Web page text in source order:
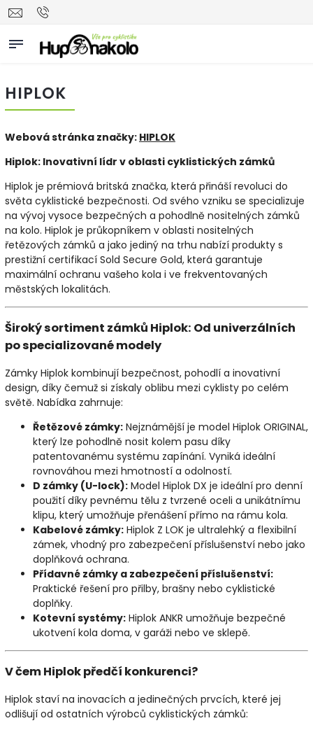
HIPLOK
Webová stránka značky: HIPLOK
Hiplok: Inovativní lídr v oblasti cyklistických zámků
Hiplok je prémiová britská značka, která přináší revoluci do
světa cyklistické bezpečnosti. Od svého vzniku se specializuje
na vývoj vysoce bezpečných a pohodlně nositelných zámků
na kolo. Hiplok je průkopníkem v oblasti nositelných
řetězových zámků a jako jediný na trhu nabízí produkty s
prestižní certifikací Sold Secure Gold, která garantuje
maximální ochranu vašeho kola i ve frekventovaných
městských lokalitách.
Široký sortiment zámků Hiplok: Od univerzálních
po specializované modely
Zámky Hiplok kombinují bezpečnost, pohodlí a inovativní
design, díky čemuž si získaly oblibu mezi cyklisty po celém
světě. Nabídka zahrnuje:
Řetězové zámky: Nejznámější je model Hiplok ORIGINAL,
který lze pohodlně nosit kolem pasu díky
patentovanému systému zapínání. Vyniká ideální
rovnováhou mezi hmotností a odolností.
D zámky (U-lock): Model Hiplok DX je ideální pro denní
použití díky pevnému tělu z tvrzené oceli a unikátnímu
klipu, který umožňuje přenášení přímo na rámu kola.
Kabelové zámky: Hiplok Z LOK je ultralehký a flexibilní
zámek, vhodný pro zabezpečení příslušenství nebo jako
doplňková ochrana.
Přídavné zámky a zabezpečení příslušenství:
Praktické řešení pro přilby, brašny nebo cyklistické
doplňky.
Kotevní systémy: Hiplok ANKR umožňuje bezpečné
ukotvení kola doma, v garáži nebo ve sklepě.
V čem Hiplok předčí konkurenci?
Hiplok staví na inovacích a jedinečných prvcích, které jej
odlišují od ostatních výrobců cyklistických zámků: